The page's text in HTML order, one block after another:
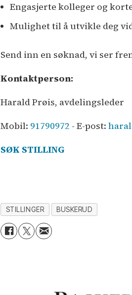
Engasjerte kolleger og
Mulighet til å utvikle deg
Send inn en søknad, vi ser
Kontaktperson:
Harald Prøis, avdelingsleder
Mobil: 91790972 - E-post:
SØK STILLING
STILLINGER BUSKERUD